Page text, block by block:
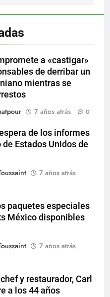
a «castigar»
de derribar un
mientras se
7 años atrás 0
de los informes
Estados Unidos de
7 años atrás
paquetes especiales
México disponibles
7 años atrás
y restaurador, Carl
a los 44 años